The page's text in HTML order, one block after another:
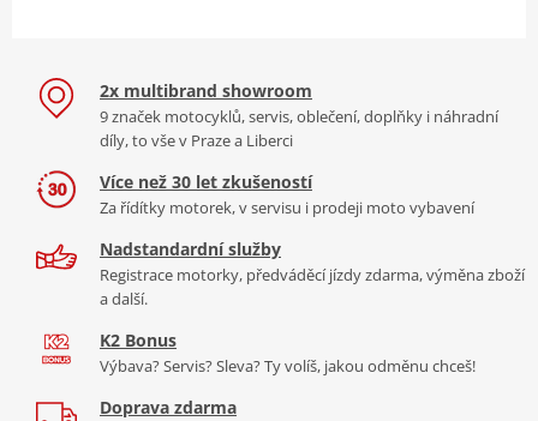
2x multibrand showroom
9 značek motocyklů, servis, oblečení, doplňky i náhradní
díly, to vše v Praze a Liberci
Více než 30 let zkušeností
Za řídítky motorek, v servisu i prodeji moto vybavení
Nadstandardní služby
Registrace motorky, předváděcí jízdy zdarma, výměna zboží
a další.
K2 Bonus
Výbava? Servis? Sleva? Ty volíš, jakou odměnu chceš!
Doprava zdarma